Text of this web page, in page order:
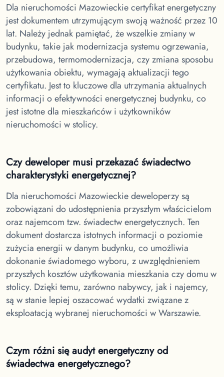
Dla nieruchomości Mazowieckiecertyfikat energetyczny
jest dokumentem utrzymującym swoją ważność przez 10
lat. Należy jednak pamiętać, że wszelkie zmiany w
budynku, takie jak modernizacja systemu ogrzewania,
przebudowa, termomodernizacja, czy zmiana sposobu
użytkowania obiektu, wymagają aktualizacji tego
certyfikatu. Jest to kluczowe dla utrzymania aktualnych
informacji o efektywności energetycznej budynku, co
jest istotne dla mieszkańców i użytkowników
nieruchomości w stolicy.
Czy deweloper musi przekazać świadectwo
charakterystyki energetycznej?
Dla nieruchomości Mazowieckiedeweloperzy są
zobowiązani do udostępnienia przyszłym właścicielom
oraz najemcom tzw. świadectw energetycznych. Ten
dokument dostarcza istotnych informacji o poziomie
zużycia energii w danym budynku, co umożliwia
dokonanie świadomego wyboru, z uwzględnieniem
przyszłych kosztów użytkowania mieszkania czy domu w
stolicy. Dzięki temu, zarówno nabywcy, jak i najemcy,
są w stanie lepiej oszacować wydatki związane z
eksploatacją wybranej nieruchomości w Warszawie.
Czym różni się audyt energetyczny od
świadectwa energetycznego?